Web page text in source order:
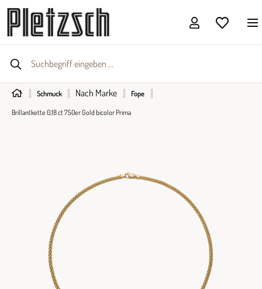
Schmuck Nach Marke Fope
Brillantkette 0,18 ct 750er Gold bicolor Prima